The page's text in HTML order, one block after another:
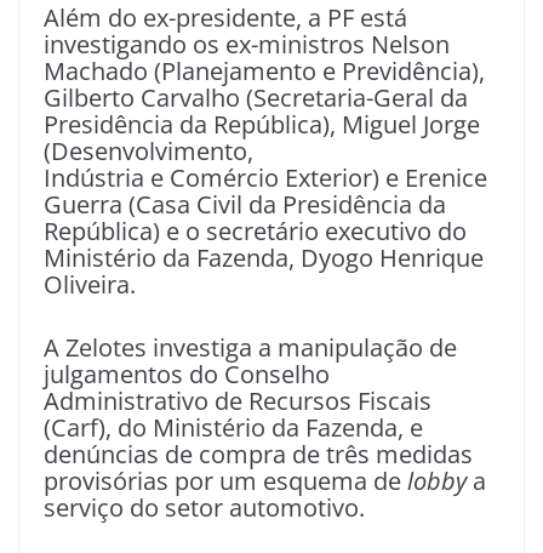
Além do ex-presidente, a PF está
investigando os ex-ministros Nelson
Machado (Planejamento e Previdência),
Gilberto Carvalho (Secretaria-Geral da
Presidência da República), Miguel Jorge
(Desenvolvimento,
Indústria e Comércio Exterior) e Erenice
Guerra (Casa Civil da Presidência da
República) e o secretário executivo do
Ministério da Fazenda, Dyogo Henrique
Oliveira.
A Zelotes investiga a manipulação de
julgamentos do Conselho
Administrativo de Recursos Fiscais
(Carf), do Ministério da Fazenda, e
denúncias de compra de três medidas
provisórias por um esquema delobbya
serviço do setor automotivo.